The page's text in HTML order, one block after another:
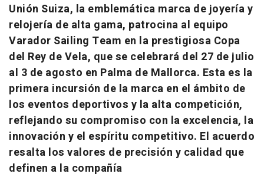
Unión Suiza, la emblemática marca de joyería y
relojería de alta gama, patrocina al equipo
Varador Sailing Team en la prestigiosa Copa
del Rey de Vela, que se celebrará del 27 de julio
al 3 de agosto en Palma de Mallorca. Esta es la
primera incursión de la marca en el ámbito de
los eventos deportivos y la alta competición,
reflejando su compromiso con la excelencia, la
innovación y el espíritu competitivo. El acuerdo
resalta los valores de precisión y calidad que
definen a la compañía